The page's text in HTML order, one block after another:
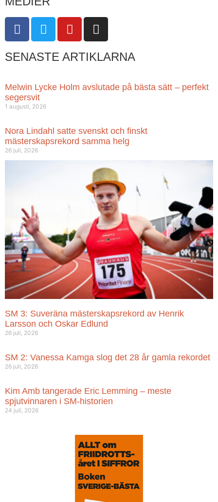
SENASTE ARTIKLARNA
Melwin Lycke Holm avslutade på bästa sätt – perfekt
segersvit
1 augusti, 2026
Nora Lindahl satte svenskt och finskt
mästerskapsrekord samma helg
26 juli, 2026
SM 3: Suveräna mästerskapsrekord av Henrik
Larsson och Oskar Edlund
26 juli, 2026
SM 2: Vanessa Kamga slog det 28 år gamla rekordet
26 juli, 2026
Kim Amb tangerade Eric Lemming – meste
spjutvinnaren i SM-historien
24 juli, 2026